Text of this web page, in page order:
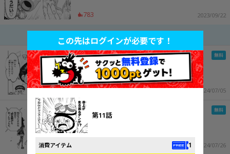
783 2023/09/22
第17話
510 2024/07/05
第18話
2024/07/26
この先はログインが必要です！
第11話
消費アイテム 1